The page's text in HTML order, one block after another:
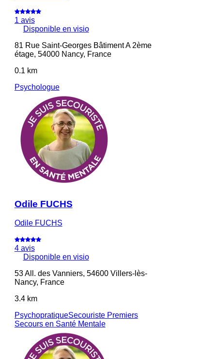
1 avis
Disponible en visio
81 Rue Saint-Georges Bâtiment A 2ème
étage, 54000 Nancy, France
0.1 km
Psychologue
Odile FUCHS
Odile FUCHS
4 avis
Disponible en visio
53 All. des Vanniers, 54600 Villers-lès-
Nancy, France
3.4 km
PsychopratiqueSecouriste Premiers
Secours en Santé Mentale